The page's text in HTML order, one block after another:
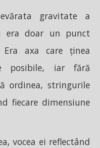
gravitate a
era doar un punct
axa care ținea
posibile, iar fără
ordinea, stringurile
fiecare dimensiune
vocea ei reflectând